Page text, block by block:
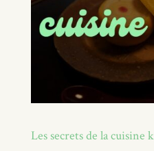
Les secrets de la cuisine